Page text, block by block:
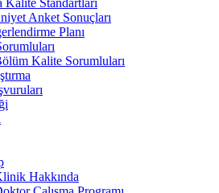
Anket Sonuçları
Planı
Kalite Sorumluları
Hakkında